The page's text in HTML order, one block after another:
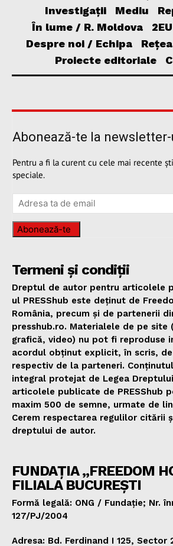
Investigații
Mediu
În lume / R. Moldova
Despre noi / Echipa
Proiecte editoriale
Abonează-te la
Pentru a fi la curent cu cele mai recente
speciale.
Abonează-te
Termeni și condiții
Dreptul de autor pentru articolele
ul PRESShub este deținut de
România, precum și de partenerii
presshub.ro. Materialele de pe
grafică, video) nu pot fi reproduse
acordul obținut explicit, în scris, de
respectiv de la parteneri.
integral protejat de Legea
articolele publicate de PRESShub
maxim 500 de semne, urmate de
Cerem respectarea regulilor citării
dreptului de autor.
FUNDAȚIA „FREEDOM
FILIALA BUCUREȘTI
Formă legală: ONG / Fundație; Nr.
127/PJ/2004
Adresa: Bd. Ferdinand I 125, Sector